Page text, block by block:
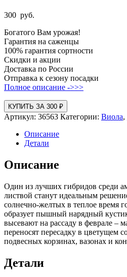
300 руб.
Богатого Вам урожая!
Гарантия на саженцы
100% гарантия сортности
Скидки и акции
Доставка по России
Отправка к сезону посадки
Полное описание ->>>
КУПИТЬ ЗА 300 ₽
Артикул: 36563 Категории: Виола,
Описание
Детали
Описание
Один из лучших гибридов среди
листвой станут идеальным
солнечно-желтых в теплое время
образует пышный нарядный
высевают на рассаду в феврале –
переносят пересадку в цветущем
подвесных корзинах, вазонах и
Детали